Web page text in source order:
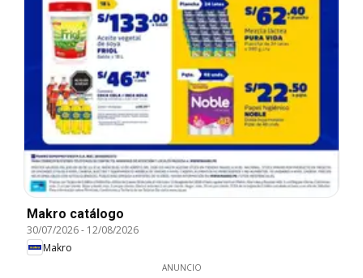
Makro catálogo
30/07/2026- 12/08/2026
Makro
ANUNCIO